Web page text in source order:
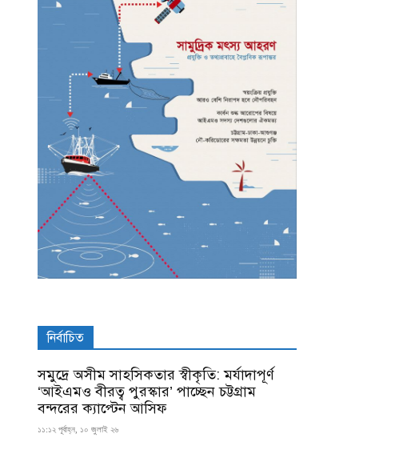
নির্বাচিত
সমুদ্রে অসীম সাহসিকতার স্বীকৃতি: মর্যাদাপূর্ণ
‘আইএমও বীরত্ব পুরস্কার’ পাচ্ছেন চট্টগ্রাম
বন্দরের ক্যাপ্টেন আসিফ
১১:১২ পূর্বাহ্ন, ১০ জুলাই ২৬